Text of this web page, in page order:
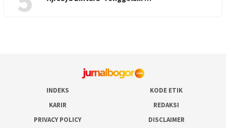
INDEKS
KODE ETIK
KARIR
REDAKSI
PRIVACY POLICY
DISCLAIMER